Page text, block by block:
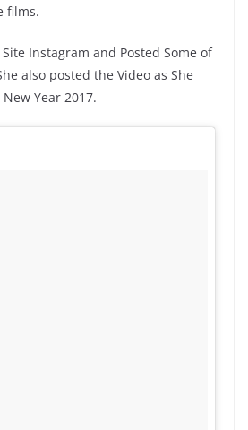
films.
Instagram and Posted Some of
also posted the Video as She
Year 2017.